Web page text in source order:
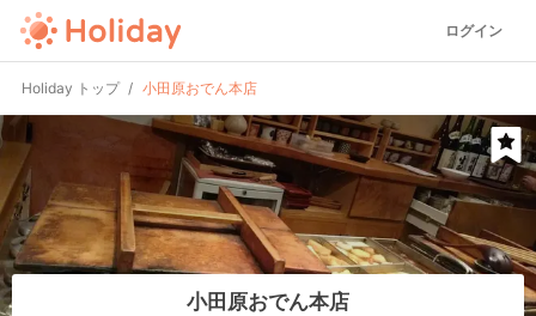
ログイン
Holiday トップ 小田原おでん本店
小田原おでん本店